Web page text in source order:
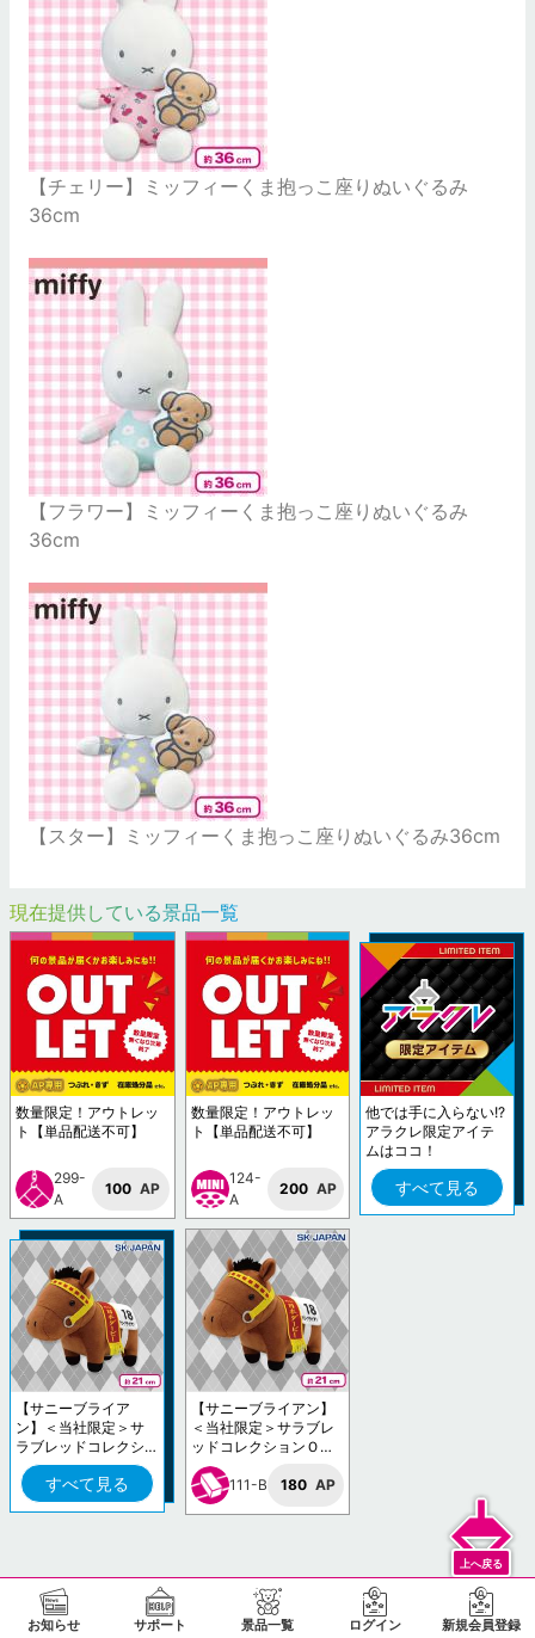
お知らせ サポート 景品一覧 ログイン 新規会員登録
【チェリー】ミッフィーくま抱っこ座りぬいぐるみ
36cm
【フラワー】ミッフィーくま抱っこ座りぬいぐるみ
36cm
【スター】ミッフィーくま抱っこ座りぬいぐるみ36cm
現在提供している景品一覧
数量限定！アウトレッ
ト【単品配送不可】
299-
A
100 AP
数量限定！アウトレッ
ト【単品配送不可】
124-
A
200 AP
他では手に入らない!?
アラクレ限定アイテ
ムはココ！
すべて見る
【サニーブライア
ン】＜当社限定＞サ
ラブレッドコレクシ
ョンＯＫぬいぐるみ1
0
すべて見る
【サニーブライアン】
＜当社限定＞サラブレ
ッドコレクションＯＫ
ぬいぐるみ10
111-B
180 AP